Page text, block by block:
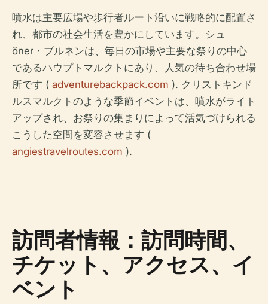
噴水は主要広場や歩行者ルート沿いに戦略的に配置さ
れ、都市の社会生活を豊かにしています。シュ
öner・ブルネンは、毎日の市場や主要な祭りの中心
であるハウプトマルクトにあり、人気の待ち合わせ場
所です ( adventurebackpack.com ). クリストキンド
ルスマルクトのような季節イベントは、噴水がライト
アップされ、お祭りの集まりによって活気づけられる
こうした空間を変容させます (
angiestravelroutes.com ).
訪問者情報：訪問時間、
チケット、アクセス、イ
ベント